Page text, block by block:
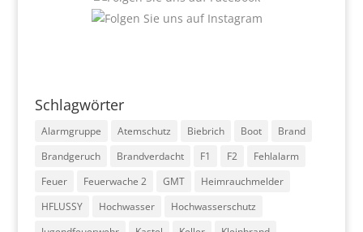
Schlagwörter
Alarmgruppe Atemschutz Biebrich Boot
Brand
Brandgeruch
Brandverdacht F1 F2
Fehlalarm
Feuer
Feuerwache 2 GMT
Heimrauchmelder
HFLUSSY
Hochwasser
Hochwasserschutz